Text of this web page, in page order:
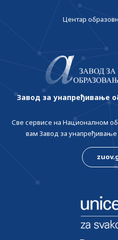
Центар
Завод за унапређивање
Све сервисе на Националном
вам Завод за